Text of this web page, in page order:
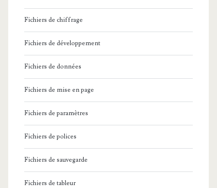
Fichiers de chiffrage
Fichiers de développement
Fichiers de données
Fichiers de mise en page
Fichiers de paramètres
Fichiers de polices
Fichiers de sauvegarde
Fichiers de tableur